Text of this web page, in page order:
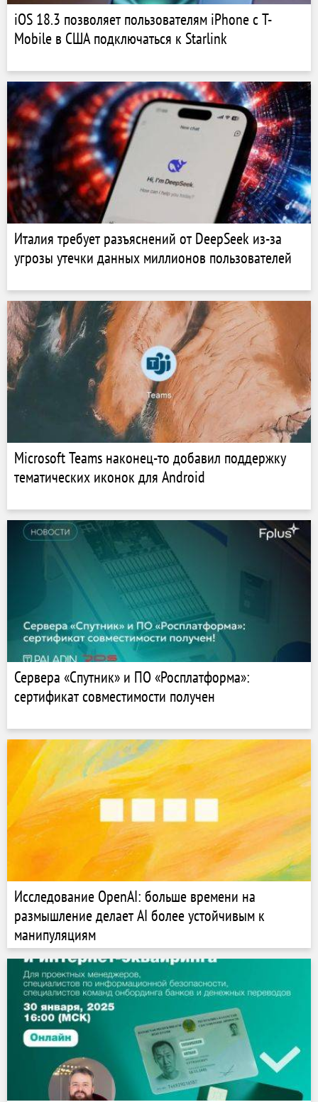
iOS 18.3 позволяет пользователям iPhone с T-
Mobile в США подключаться к Starlink
Италия требует разъяснений от DeepSeek из-за
угрозы утечки данных миллионов пользователей
Microsoft Teams наконец-то добавил поддержку
тематических иконок для Android
Сервера «Спутник» и ПО «Росплатформа»:
сертификат совместимости получен
Исследование OpenAI: больше времени на
размышление делает AI более устойчивым к
манипуляциям